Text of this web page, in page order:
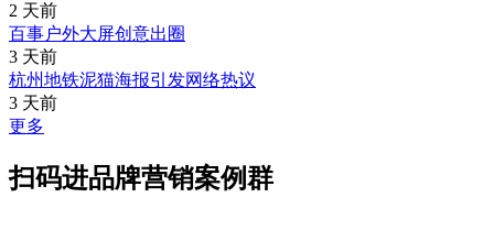
2 天前
百事户外大屏创意出圈
3 天前
杭州地铁泥猫海报引发网络热议
3 天前
更多
扫码进品牌营销案例群